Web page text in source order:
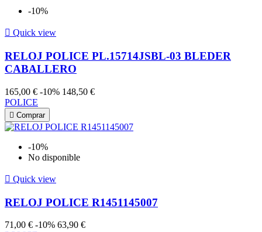
-10%
 Quick view
RELOJ POLICE PL.15714JSBL-03 BLEDER
CABALLERO
165,00 € -10% 148,50 €
POLICE
 Comprar
-10%
No disponible
 Quick view
RELOJ POLICE R1451145007
71,00 € -10% 63,90 €